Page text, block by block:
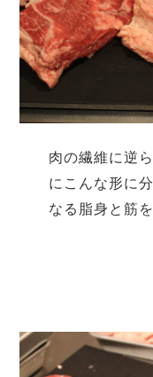
肉の繊維に逆
にこんな形に
なる脂身と筋